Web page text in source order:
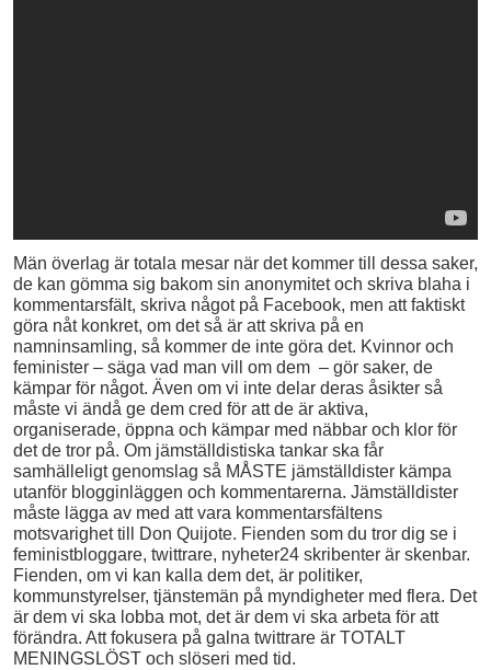
Män överlag är totala mesar när det kommer till dessa saker,
de kan gömma sig bakom sin anonymitet och skriva blaha i
kommentarsfält, skriva något på Facebook, men att faktiskt
göra nåt konkret, om det så är att skriva på en
namninsamling, så kommer de inte göra det. Kvinnor och
feminister – säga vad man vill om dem – gör saker, de
kämpar för något. Även om vi inte delar deras åsikter så
måste vi ändå ge dem cred för att de är aktiva,
organiserade, öppna och kämpar med näbbar och klor för
det de tror på. Om jämställdistiska tankar ska får
samhälleligt genomslag så MÅSTE jämställdister kämpa
utanför blogginläggen och kommentarerna. Jämställdister
måste lägga av med att vara kommentarsfältens
motsvarighet till Don Quijote. Fienden som du tror dig se i
feministbloggare, twittrare, nyheter24 skribenter är skenbar.
Fienden, om vi kan kalla dem det, är politiker,
kommunstyrelser, tjänstemän på myndigheter med flera. Det
är dem vi ska lobba mot, det är dem vi ska arbeta för att
förändra. Att fokusera på galna twittrare är TOTALT
MENINGSLÖST och slöseri med tid.